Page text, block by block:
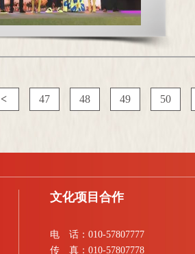
< 47 48 49 50
文化项目合作
电 话：010-57807777
传 真：010-57807778